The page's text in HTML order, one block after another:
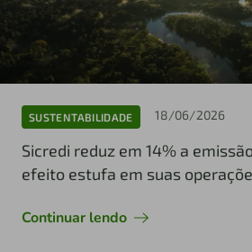
SUSTENTABILIDADE 18/06/2026
Sicredi reduz em 14% a
efeito estufa em suas
Continuar lendo